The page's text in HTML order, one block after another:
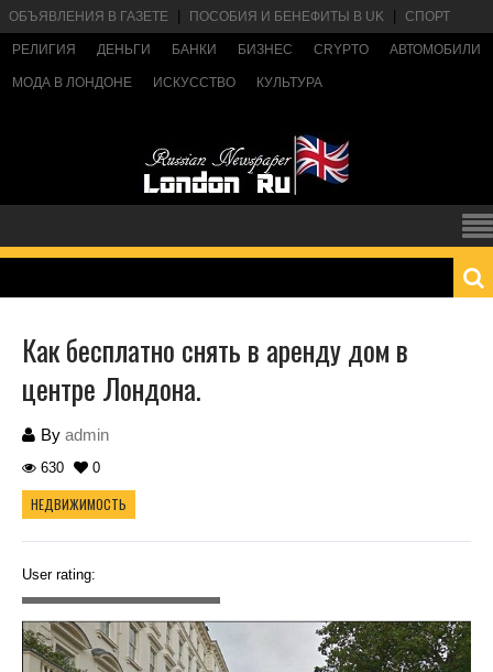
ОБЪЯВЛЕНИЯ В ГАЗЕТЕ ПОСОБИЯ И БЕНЕФИТЫ В UK СПОРТ
РЕЛИГИЯ ДЕНЬГИ БАНКИ БИЗНЕС CRYPTO АВТОМОБИЛИ
МОДА В ЛОНДОНЕ ИСКУССТВО КУЛЬТУРА
Как бесплатно снять в аренду дом в
центре Лондона.
By admin
630 0
НЕДВИЖИМОСТЬ
User rating: